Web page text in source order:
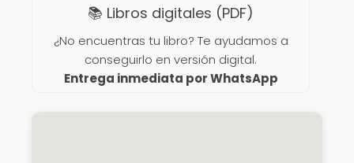
📚 Libros digitales (PDF)
¿No encuentras tu libro? Te ayudamos a
conseguirlo en versión digital.
Entrega inmediata por WhatsApp